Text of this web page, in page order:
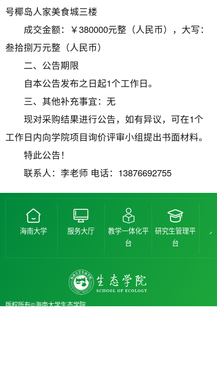
号椰岛人家美食城三楼
成交金额：￥380000元整（人民币），大写：
叁拾捌万元整（人民币）
二、公告期限
自本公告发布之日起1个工作日。
三、其他补充事宜：无
现对采购结果进行公告，如有异议，可在1个
工作日内向学院项目询价评审小组提出书面材料。
特此公告！
联系人：李老师 电话：13876692755
海南大学 服务大厅
教学一体化平
台
研究生管理平
台
版权所有©海南大学生态学院